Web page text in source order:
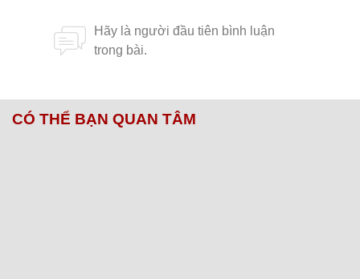
CÓ THỂ BẠN QUAN TÂM